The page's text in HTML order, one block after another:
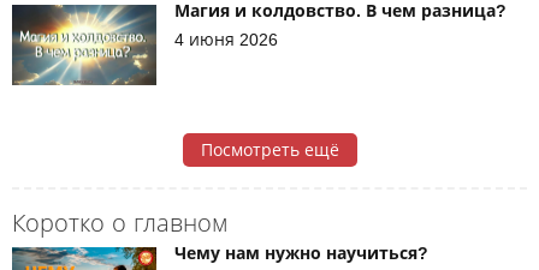
Коротко о главном
Чему нам нужно научиться?
Магия и колдовство. В чем разница?
4 июня 2026
Посмотреть ещё